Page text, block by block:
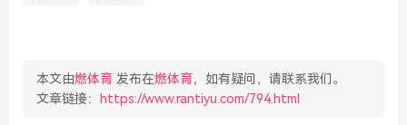
本文由燃体育 发布在燃体育，如有疑问，请联系我们。
文章链接：
https://www.rantiyu.com/794.html